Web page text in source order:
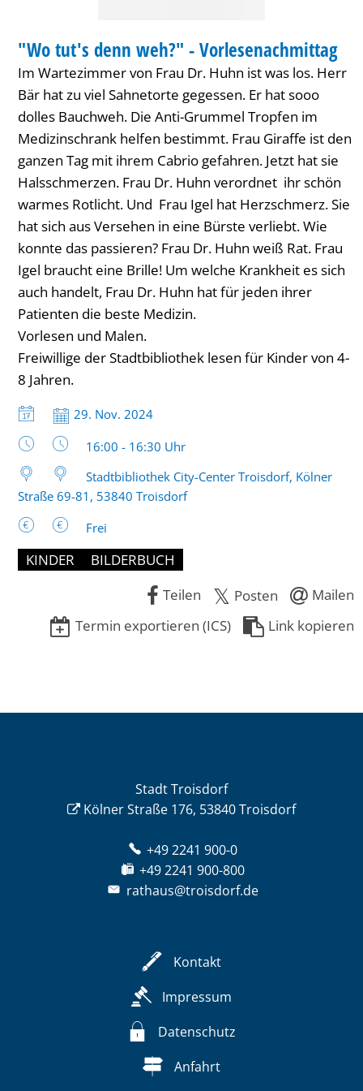
KATEGORIE: BIBLIOTHEK
"Wo tut's denn weh?" - Vorlesenachmittag
Im Wartezimmer von Frau Dr. Huhn ist was los. Herr
Bär hat zu viel Sahnetorte gegessen. Er hat sooo
dolles Bauchweh. Die Anti-Grummel Tropfen im
Medizinschrank helfen bestimmt. Frau Giraffe ist den
ganzen Tag mit ihrem Cabrio gefahren. Jetzt hat sie
Halsschmerzen. Frau Dr. Huhn verordnet ihr schön
warmes Rotlicht. Und Frau Igel hat Herzschmerz. Sie
hat sich aus Versehen in eine Bürste verliebt. Wie
konnte das passieren? Frau Dr. Huhn weiß Rat. Frau
Igel braucht eine Brille! Um welche Krankheit es sich
auch handelt, Frau Dr. Huhn hat für jeden ihrer
Patienten die beste Medizin.
Vorlesen und Malen.
Freiwillige der Stadtbibliothek lesen für Kinder von 4-
8 Jahren.
Datum:
29. Nov. 2024
Uhrzeit:
16:00 - 16:30 Uhr
Stadtbibliothek City-Center Troisdorf, Kölner
Straße 69-81, 53840 Troisdorf
Frei
KINDER
BILDERBUCH
Teilen
Posten
Mailen
Termin exportieren (ICS)
Link kopieren
Stadt Troisdorf
Kölner Straße 176, 53840 Troisdorf
+49 2241 900-0
+49 2241 900-800
rathaus@troisdorf.de
Kontakt
Impressum
Datenschutz
Anfahrt